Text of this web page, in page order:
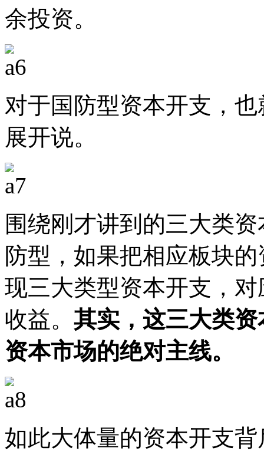
余投资。
对于国防型资本开支，
展开说。
围绕刚才讲到的三大类
防型，如果把相应板块
现三大类型资本开支，
收益。 其实，这三大类
资本市场的绝对主线。
如此大体量的资本开支